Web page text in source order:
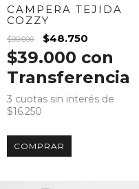
CAMPERA TEJIDA
COZZY
$90.000 $48.750
$39.000 con
Transferencia
3 cuotas sin interés de
$16.250
COMPRAR